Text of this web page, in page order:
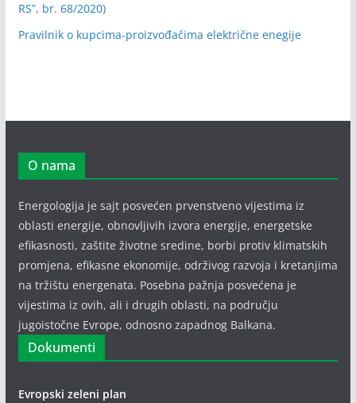
RS”, br. 68/2020)
Pravilnik o kupcima-proizvođačima električne enegije
O nama
Energologija je sajt posvećen prvenstveno vijestima iz
oblasti energije, obnovljivih izvora energije, energetske
efikasnosti, zaštite životne sredine, borbi protiv klimatskih
promjena, efikasne ekonomije, održivog razvoja i kretanjima
na tržištu energenata. Posebna pažnja posvećena je
vijestima iz ovih, ali i drugih oblasti, na području
jugoistočne Evrope, odnosno zapadnog Balkana.
Dokumenti
Evropski zeleni plan